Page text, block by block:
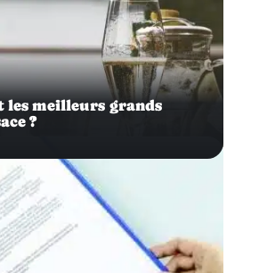
les meilleurs grands
?